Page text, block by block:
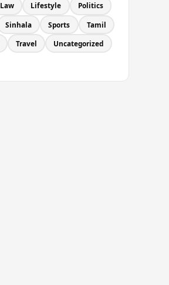
Law Lifestyle Politics
Sinhala Sports Tamil
Travel Uncategorized